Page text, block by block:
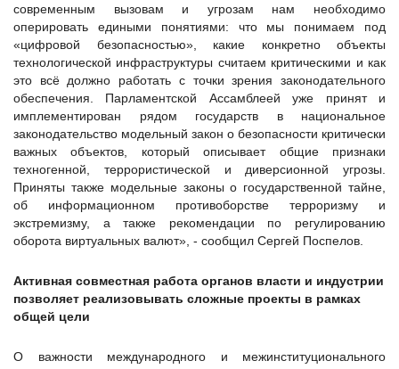
современным вызовам и угрозам нам необходимо
оперировать едиными понятиями: что мы понимаем под
«цифровой безопасностью», какие конкретно объекты
технологической инфраструктуры считаем критическими и как
это всё должно работать с точки зрения законодательного
обеспечения. Парламентской Ассамблеей уже принят и
имплементирован рядом государств в национальное
законодательство модельный закон о безопасности критически
важных объектов, который описывает общие признаки
техногенной, террористической и диверсионной угрозы.
Приняты также модельные законы о государственной тайне,
об информационном противоборстве терроризму и
экстремизму, а также рекомендации по регулированию
оборота виртуальных валют», - сообщил Сергей Поспелов.
Активная совместная работа органов власти и индустрии
позволяет реализовывать сложные проекты в рамках
общей цели
О важности международного и межинституционального